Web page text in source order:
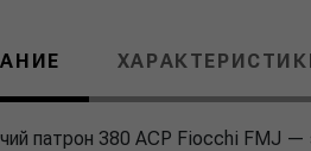
патрон 380 ACP Fiocchi FMJ —